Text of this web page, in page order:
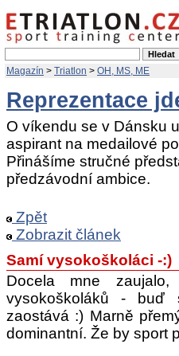
Magazín > Triatlon > OH, MS, ME
Reprezentace
O víkendu se v Dánsku
aspirant na medailové
Přinášíme stručné
předzávodní ambice.
Zpět
Zobrazit článek
Samí vysokoškoláci -:)
Docela mne
vysokoškoláků - buď
zaostává :) Marně
dominantní. Že by sport